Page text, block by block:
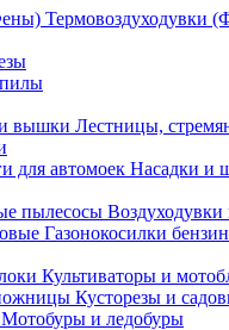
Термовоздуходувки
Лестницы,
Насадки и
Газонокосилки
Культиваторы и
Кусторезы и
Мотобуры и ледобуры